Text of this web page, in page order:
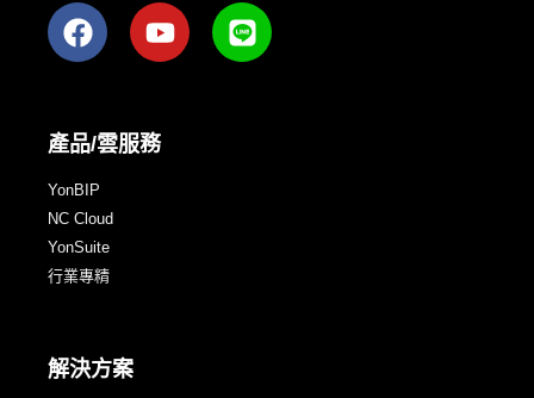
產品/雲服務
YonBIP
NC Cloud
YonSuite
行業專精
解決方案